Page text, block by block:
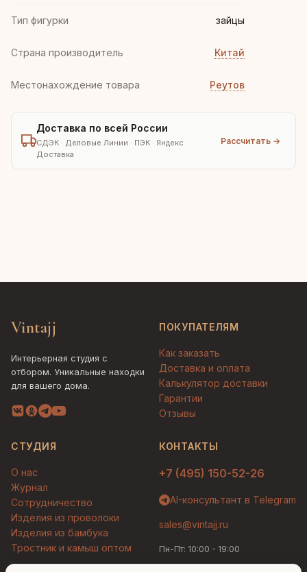
Тип фигурки зайцы
Страна производитель Китай
Местонахождение товара Реутов
Доставка по всей России
СДЭК · Деловые Линии · ПЭК · Яндекс
Доставка
Рассчитать →
Vintajj
Интерьерная студия с
отбором. Уникальные находки
для вашего дома.
ПОКУПАТЕЛЯМ
Как заказать
Доставка и оплата
Калькулятор доставки
Гарантии
Отзывы
СТУДИЯ
О нас
Журнал
Сотрудничество
Изделия из проволоки
Изделия из бамбука
Тростник и камыш оптом
КОНТАКТЫ
+7 (495) 150-52-26
AI-консультант в Telegram
sales@vintajj.ru
Пн-Пт: 10:00 - 19:00
Людмила